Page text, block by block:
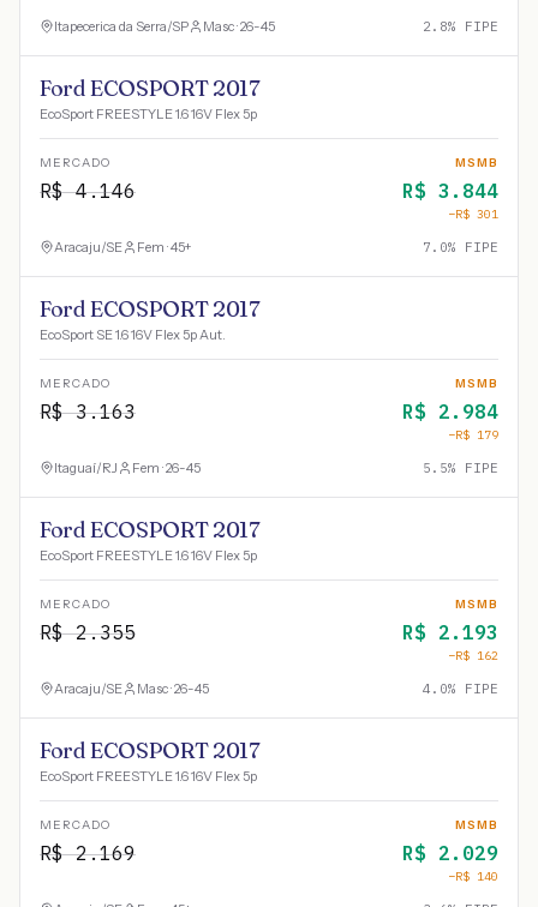
Itapecerica da Serra/SP Masc · 26-45 2.8% FIPE
Ford ECOSPORT 2017
EcoSport FREESTYLE 1.6 16V Flex 5p
MERCADO
R$4.146
MSMB
R$ 3.844
−R$ 301
Aracaju/SE Fem · 45+ 7.0% FIPE
Ford ECOSPORT 2017
EcoSport SE 1.6 16V Flex 5p Aut.
MERCADO
R$3.163
MSMB
R$ 2.984
−R$ 179
Itaguaí/RJ Fem · 26-45 5.5% FIPE
Ford ECOSPORT 2017
EcoSport FREESTYLE 1.6 16V Flex 5p
MERCADO
R$2.355
MSMB
R$ 2.193
−R$ 162
Aracaju/SE Masc · 26-45 4.0% FIPE
Ford ECOSPORT 2017
EcoSport FREESTYLE 1.6 16V Flex 5p
MERCADO
R$2.169
MSMB
R$ 2.029
−R$ 140